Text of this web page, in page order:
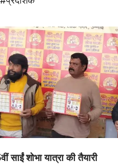
साईं शोभा यात्रा की तैयारी